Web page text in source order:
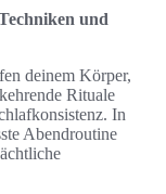
und
deinem Körper,
Rituale
In
Abendroutine